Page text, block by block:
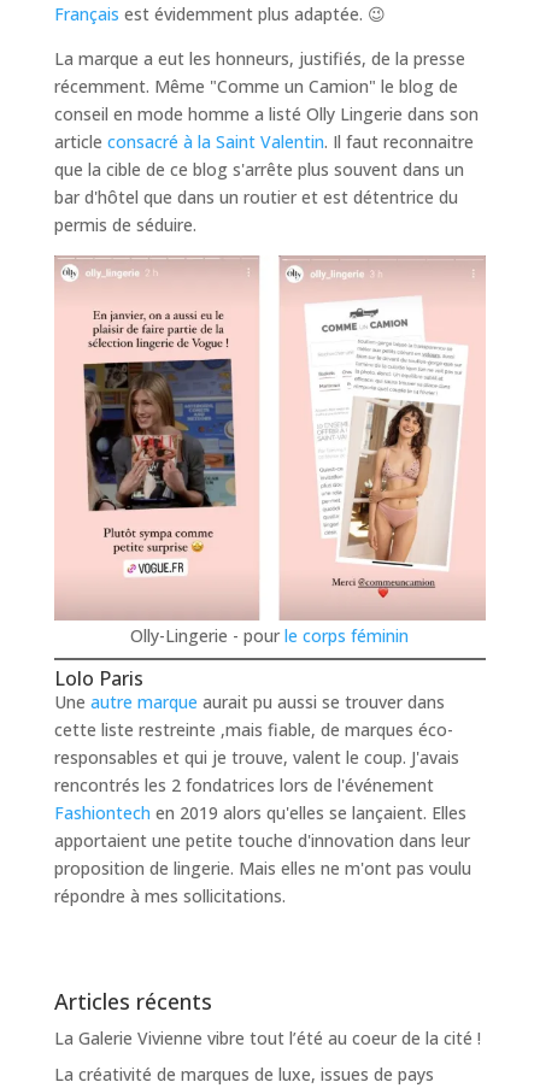
Français est évidemment plus adaptée. 😉
La marque a eut les honneurs, justifiés, de la presse
récemment. Même "Comme un Camion" le blog de
conseil en mode homme a listé Olly Lingerie dans son
article consacré à la Saint Valentin. Il faut reconnaitre
que la cible de ce blog s'arrête plus souvent dans un
bar d'hôtel que dans un routier et est détentrice du
permis de séduire.
Olly-Lingerie - pourle corps féminin
Lolo Paris
Une autre marque aurait pu aussi se trouver dans
cette liste restreinte ,mais fiable, de marques éco-
responsables et qui je trouve, valent le coup. J'avais
rencontrés les 2 fondatrices lors de l'événement
Fashiontech en 2019 alors qu'elles se lançaient. Elles
apportaient une petite touche d'innovation dans leur
proposition de lingerie. Mais elles ne m'ont pas voulu
répondre à mes sollicitations.
Articles récents
La Galerie Vivienne vibre tout l’été au coeur de la cité !
La créativité de marques de luxe, issues de pays